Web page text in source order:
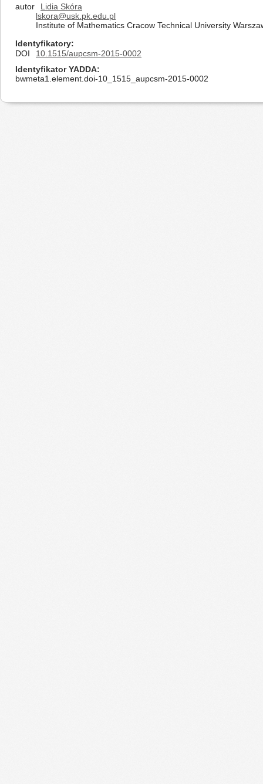
autor
Lidia Skóra
lskora@usk.pk.edu.pl
Institute of Mathematics Cracow Technical University
Identyfikatory
DOI
10.1515/aupcsm-2015-0002
Identyfikator YADDA
bwmeta1.element.doi-10_1515_aupcsm-2015-0002